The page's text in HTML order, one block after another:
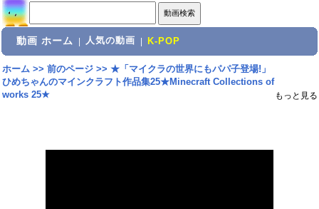
動画 ホーム 人気の動画 K-POP
ホーム>> 前のページ>> ★「マイクラの世界にもパパ子登場!」
ひめちゃんのマインクラフト作品集25★Minecraft Collections of
works 25★
もっと見る